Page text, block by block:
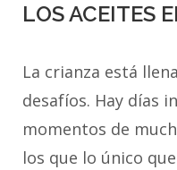
LOS ACEITES
La crianza está
desafíos. Hay días
momentos de
los que lo único